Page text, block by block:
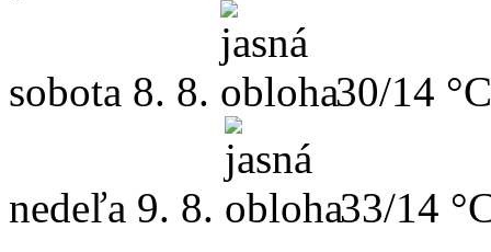
sobota 8. 8. 30/14 °C
nedeľa 9. 8. 33/14